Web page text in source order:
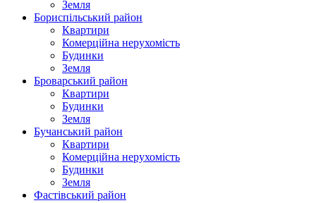
Земля
Бориспільський район
Квартири
Комерційна нерухомість
Будинки
Земля
Броварський район
Квартири
Будинки
Земля
Бучанський район
Квартири
Комерційна нерухомість
Будинки
Земля
Фастівський район